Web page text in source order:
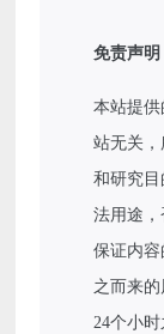
免责声明
本站提
站无关
和研究
法用途
保证内
之而来
24个小